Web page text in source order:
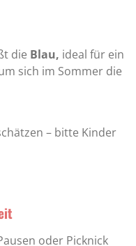
die Blau, ideal für ein
sich im Sommer die
– bitte Kinder
oder Picknick